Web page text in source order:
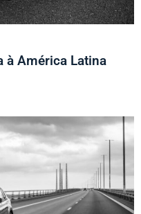
à América Latina